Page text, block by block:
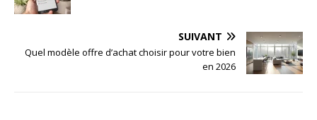
SUIVANT
Quel modèle offre d’achat choisir pour votre bien
en 2026